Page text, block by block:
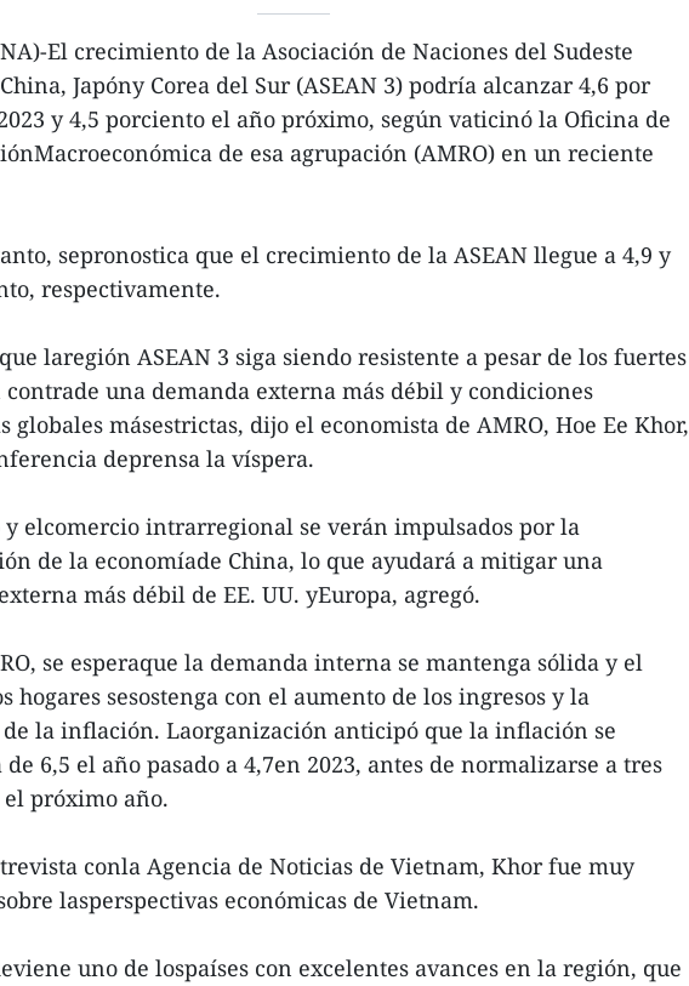
El crecimiento de la Asociación de Naciones del Sudeste
Japóny Corea del Sur (ASEAN 3) podría alcanzar 4,6 por
y 4,5 porciento el año próximo, según vaticinó la Oficina de
de esa agrupación (AMRO) en un reciente
sepronostica que el crecimiento de la ASEAN llegue a 4,9 y
respectivamente.
laregión ASEAN 3 siga siendo resistente a pesar de los fuertes
contrade una demanda externa más débil y condiciones
globales másestrictas, dijo el economista de AMRO, Hoe Ee Khor,
deprensa la víspera.
elcomercio intrarregional se verán impulsados por la
de la economíade China, lo que ayudará a mitigar una
más débil de EE. UU. yEuropa, agregó.
se esperaque la demanda interna se mantenga sólida y el
hogares sesostenga con el aumento de los ingresos y la
la inflación. Laorganización anticipó que la inflación se
6,5 el año pasado a 4,7en 2023, antes de normalizarse a tres
próximo año.
conla Agencia de Noticias de Vietnam, Khor fue muy
lasperspectivas económicas de Vietnam.
uno de lospaíses con excelentes avances en la región, que